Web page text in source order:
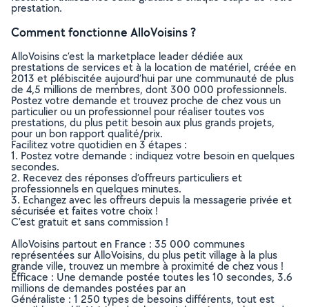
prestation.
Comment fonctionne AlloVoisins ?
AlloVoisins c’est la marketplace leader dédiée aux
prestations de services et à la location de matériel, créée en
2013 et plébiscitée aujourd’hui par une communauté de plus
de 4,5 millions de membres, dont 300 000 professionnels.
Postez votre demande et trouvez proche de chez vous un
particulier ou un professionnel pour réaliser toutes vos
prestations, du plus petit besoin aux plus grands projets,
pour un bon rapport qualité/prix.
Facilitez votre quotidien en 3 étapes :
1. Postez votre demande : indiquez votre besoin en quelques
secondes.
2. Recevez des réponses d’offreurs particuliers et
professionnels en quelques minutes.
3. Echangez avec les offreurs depuis la messagerie privée et
sécurisée et faites votre choix !
C’est gratuit et sans commission !
AlloVoisins partout en France : 35 000 communes
représentées sur AlloVoisins, du plus petit village à la plus
grande ville, trouvez un membre à proximité de chez vous !
Efficace : Une demande postée toutes les 10 secondes, 3.6
millions de demandes postées par an
Généraliste : 1 250 types de besoins différents, tout est